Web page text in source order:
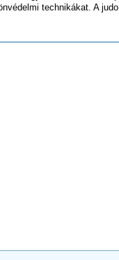
technikákat. A